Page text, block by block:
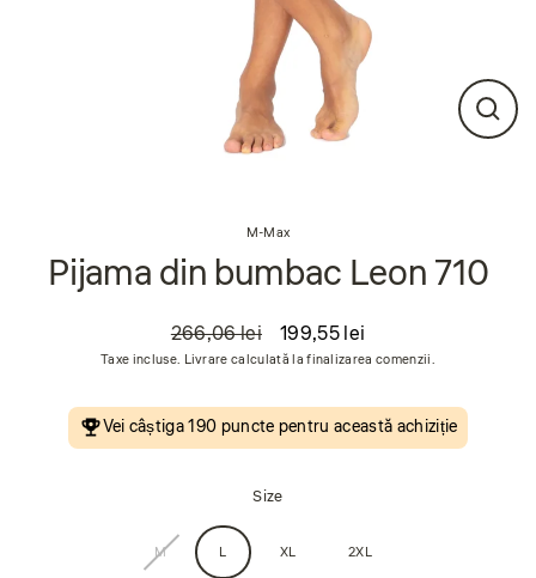
M-Max
Pijama din bumbac Leon 710
Preț
obișnuit
266,06 leiPreț
de
199,55 lei
Taxe incluse. Livrare calculată la finalizarea comenzii.
Vei câștiga190 puncte pentru această achiziție
Size
M L XL 2XL